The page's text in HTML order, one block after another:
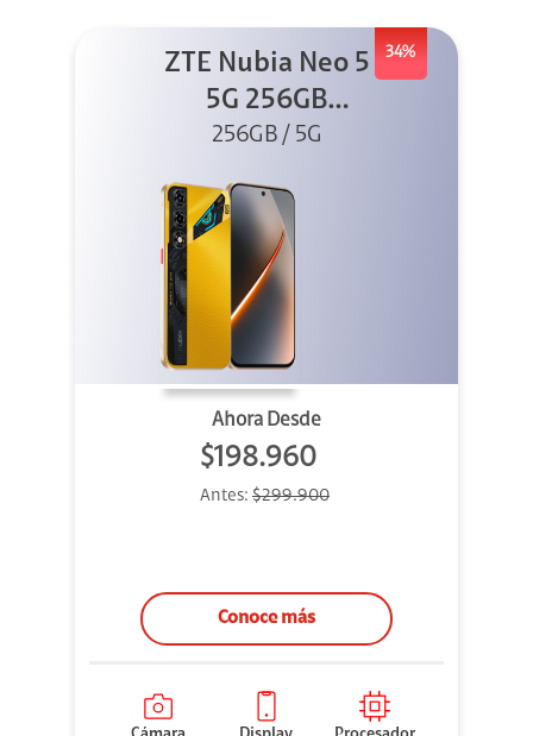
34%
ZTE Nubia Neo 5
5G 256GB
Dorado
256GB / 5G
Ahora Desde
$198.960
Antes: $299.900
Conoce más